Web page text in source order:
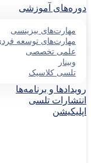
دوره‌های آموزشی
مهارت‌های بیزینسی
مهارت‌های توسعه
علمی تخصصی
وبینار
تلسی کلاسیک
رویدادها و برنامه‌ها
انتشارات تلسی
اپلیکیشن